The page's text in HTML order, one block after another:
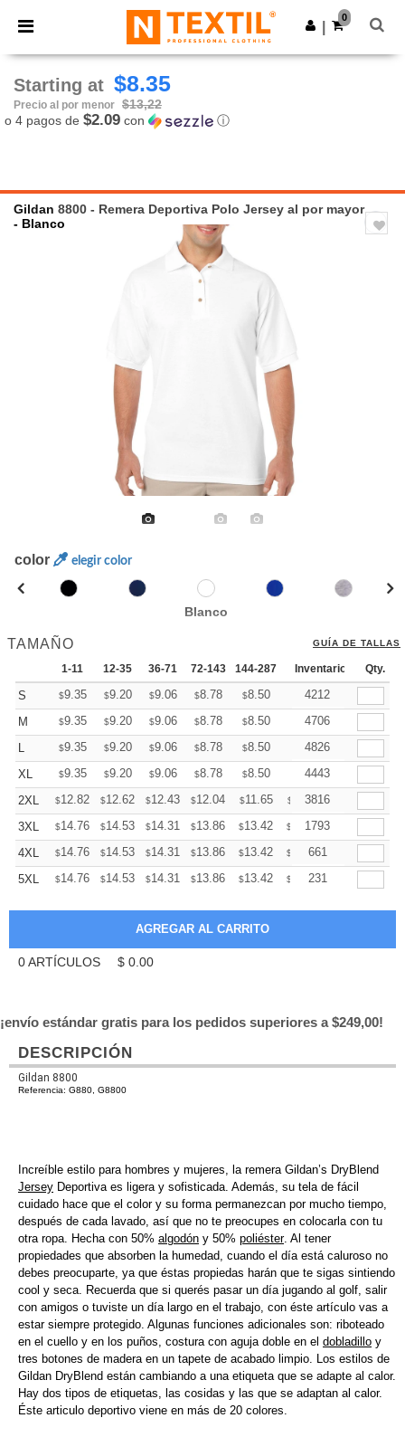
× App de Ntextil
¡Mejores precios en app!
Descargar app
0
Starting at $8.35
Precio al por menor $13,22
o 4 pagos de $2.09 con ⓘ
Gildan 8800 - Remera Deportiva Polo Jersey al por mayor
- Blanco
color elegir color
Blanco
TAMAÑO GUÍA DE TALLAS
1-11 12-35 36-71 72-143 144-287 288 + Más
Inventario Qty.
S $9.35 $9.20 $9.06 $8.78 $8.50 8.35
4212
M
$9.35 $9.20 $9.06 $8.78 $8.50 8.35
4706
L
$9.35 $9.20 $9.06 $8.78 $8.50 8.35
4826
XL
$9.35 $9.20 $9.06 $8.78 $8.50 8.35
4443
2XL
$12.82 $12.62 $12.43 $12.04 $11.65 $ 11.46
3816
3XL
$14.76 $14.53 $14.31 $13.86 $13.42 $ 13.19
1793
4XL
$14.76 $14.53 $14.31 $13.86 $13.42 $ 13.19
661
5XL
$14.76 $14.53 $14.31 $13.86 $13.42 $ 13.19
231
0ARTÍCULOS $ 0.00
¡envío estándar gratis para los pedidos superiores a $249,00!
DESCRIPCIÓN
Gildan 8800
Referencia: G880, G8800
Increíble estilo para hombres y mujeres, la remera Gildan’s DryBlend
Jersey Deportiva es ligera y sofisticada. Además, su tela de fácil
cuidado hace que el color y su forma permanezcan por mucho tiempo,
después de cada lavado, así que no te preocupes en colocarla con tu
otra ropa. Hecha con 50% algodón y 50% poliéster. Al tener
propiedades que absorben la humedad, cuando el día está caluroso no
debes preocuparte, ya que éstas propiedas harán que te sigas sintiendo
cool y seca. Recuerda que si querés pasar un día jugando al golf, salir
con amigos o tuviste un día largo en el trabajo, con éste artículo vas a
estar siempre protegido. Algunas funciones adicionales son: riboteado
en el cuello y en los puños, costura con aguja doble en el dobladillo y
tres botones de madera en un tapete de acabado limpio. Los estilos de
Gildan DryBlend están cambiando a una etiqueta que se adapte al calor.
Hay dos tipos de etiquetas, las cosidas y las que se adaptan al calor.
Éste articulo deportivo viene en más de 20 colores.